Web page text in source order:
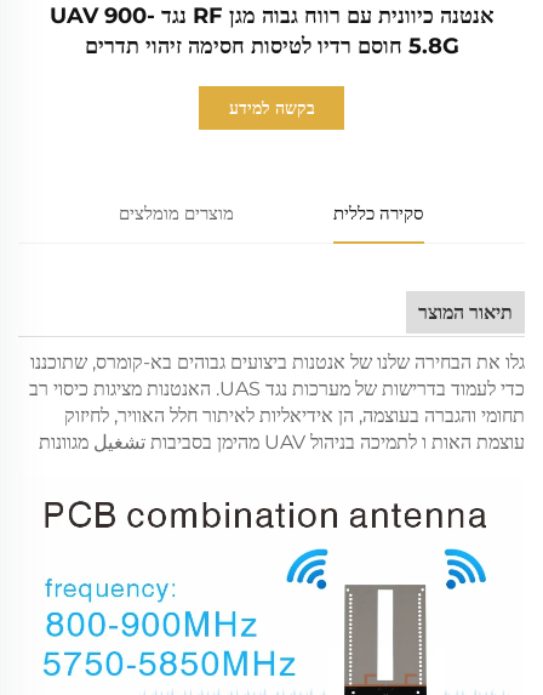
אנטנה כיוונית עם רווח גבוה מגן RF נגד UAV 900-
5.8G חוסם רדיו לטיסות חסימה זיהוי תדרים
בקשה למידע
סקירה כללית מוצרים מומלצים
תיאור המוצר
גלו את הבחירה שלנו של אנטנות ביצועים גבוהים בא-קומרס, שתוכננו
כדי לעמוד בדרישות של מערכות נגד UAS. האנטנות מציגות כיסוי רב
תחומי והגברה בעוצמה, הן אידיאליות לאיתור חלל האוויר, לחיזוק
עוצמת האות ו לתמיכה בניהול UAV מהימן בסביבות تشغيل מגוונות